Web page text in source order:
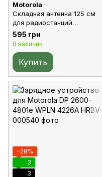
Motorola
Складная антенна 125 см
для радиостанций
MOTOROLA DP4800 /
DP4400 / DP4600 / DP 4800e
595 грн
В наличии
Купить
−28%
3
3